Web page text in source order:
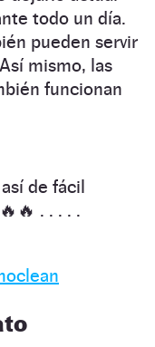
todo un día.
pueden servir
mismo, las
funcionan
de fácil
. . . . .